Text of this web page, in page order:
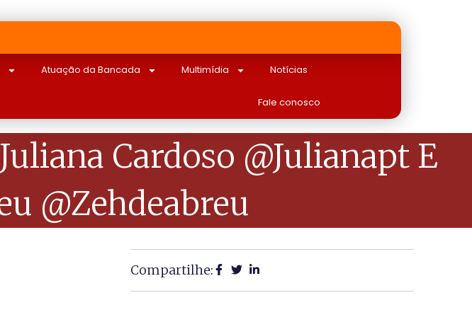
Atuação da Bancada Multimídia Notícias
Fale conosco
Cardoso @julianapt E
@zehdeabreu
Compartilhe: